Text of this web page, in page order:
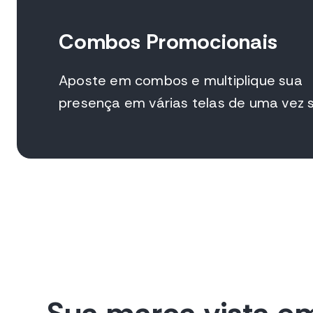
Combos Promocionais
Aposte em combos e multiplique sua
presença em várias telas de uma vez